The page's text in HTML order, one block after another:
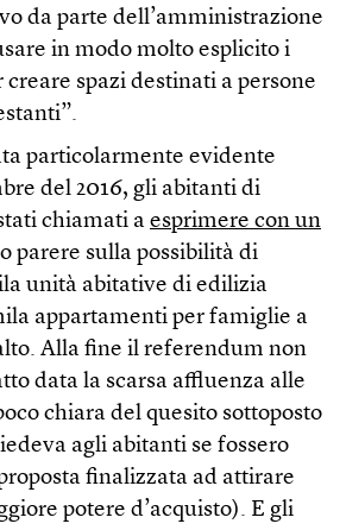
da parte dell’amministrazione
in modo molto esplicito i
spazi destinati a persone
particolarmente evidente
del 2016, gli abitanti di
chiamati a esprimere con un
parere sulla possibilità di
unità abitative di edilizia
appartamenti per famiglie a
Alla fine il referendum non
data la scarsa affluenza alle
chiara del quesito sottoposto
agli abitanti se fossero
finalizzata ad attirare
potere d’acquisto). E gli